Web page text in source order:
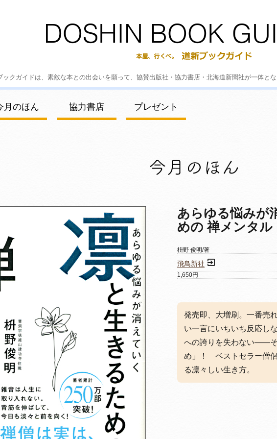
ックガイドは、素敵な本との出会いを願って、協賛出版社・協力書店・北海道新聞社が一体と
月のほん 協力書店 プレゼント
あらゆる悩みが
めの 禅メンタル
枡野 俊明/著
飛鳥新社
1,650円
発売即、大増刷。一番売
い一言にいちいち反応し
への誇りを失わない——
め」！ ベストセラー僧
る凛々しい生き方。